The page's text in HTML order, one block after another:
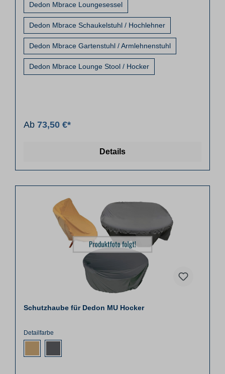
Dedon Mbrace Loungesessel
Dedon Mbrace Schaukelstuhl / Hochlehner
Dedon Mbrace Gartenstuhl / Armlehnenstuhl
Dedon Mbrace Lounge Stool / Hocker
Ab 73,50 €*
Details
Schutzhaube für Dedon MU Hocker
Detailfarbe